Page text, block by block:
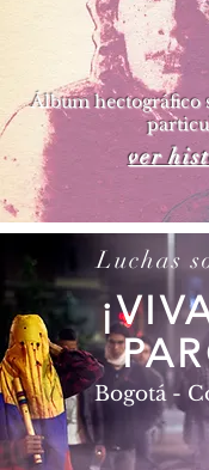
​Álbum hectográfico
ver
Luchas
Bogotá -